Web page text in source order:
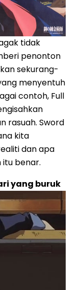
tidak
penonton
sekurang-
menyentuh
contoh, Full
rasuah. Sword
kita
dan apa
benar.
yang buruk